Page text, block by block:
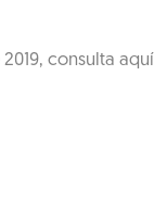
consulta aquí